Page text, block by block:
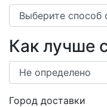
Как лучше
Город доставки